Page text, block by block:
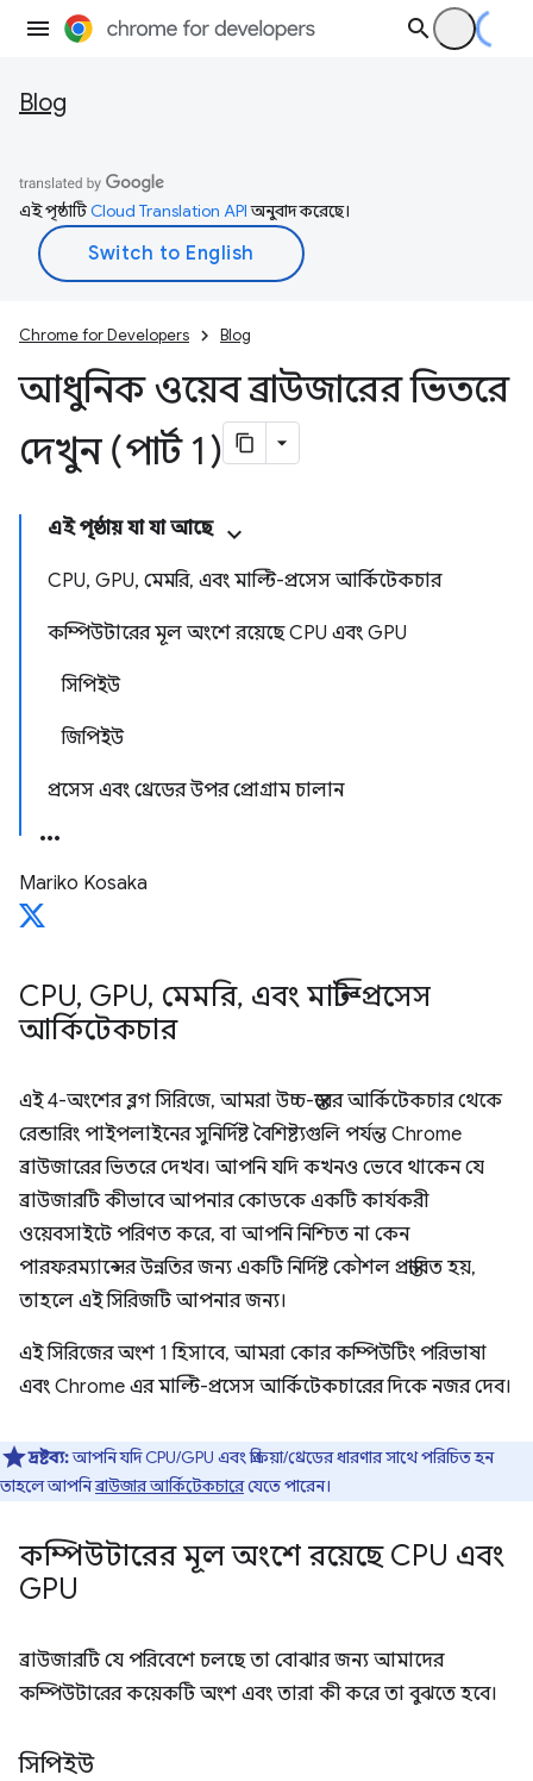
Blog
এই পৃষ্ঠাটিCloud Translation APIঅনুবাদ করেছে।
Chrome for Developers Blog
আধুনিক ওয়েব ব্রাউজারের ভিতরে
দেখুন (পার্ট 1)
এই পৃষ্ঠায় যা যা আছে
CPU, GPU, মেমরি, এবং মাল্টি-প্রসেস আর্কিটেকচার
কম্পিউটারের মূল অংশে রয়েছে CPU এবং GPU
সিপিইউ
জিপিইউ
প্রসেস এবং থ্রেডের উপর প্রোগ্রাম চালান
Mariko Kosaka
CPU, GPU, মেমরি, এবং মাল্টি-প্রসেস
আর্কিটেকচার
এই 4-অংশের ব্লগ সিরিজে, আমরা উচ্চ-স্তরের আর্কিটেকচার থেকে
রেন্ডারিং পাইপলাইনের সুনির্দিষ্ট বৈশিষ্ট্যগুলি পর্যন্ত Chrome
ব্রাউজারের ভিতরে দেখব। আপনি যদি কখনও ভেবে থাকেন যে
ব্রাউজারটি কীভাবে আপনার কোডকে একটি কার্যকরী
ওয়েবসাইটে পরিণত করে, বা আপনি নিশ্চিত না কেন
পারফরম্যান্সের উন্নতির জন্য একটি নির্দিষ্ট কৌশল প্রস্তাবিত হয়,
তাহলে এই সিরিজটি আপনার জন্য।
এই সিরিজের অংশ 1 হিসাবে, আমরা কোর কম্পিউটিং পরিভাষা
এবং Chrome এর মাল্টি-প্রসেস আর্কিটেকচারের দিকে নজর দেব।
দ্রষ্টব্য:আপনি যদি CPU/GPU এবং প্রক্রিয়া/থ্রেডের ধারণার সাথে পরিচিত হন
তাহলে আপনিব্রাউজার আর্কিটেকচারেযেতে পারেন।
কম্পিউটারের মূল অংশে রয়েছে CPU এবং
GPU
ব্রাউজারটি যে পরিবেশে চলছে তা বোঝার জন্য আমাদের
কম্পিউটারের কয়েকটি অংশ এবং তারা কী করে তা বুঝতে হবে।
সিপিইউ